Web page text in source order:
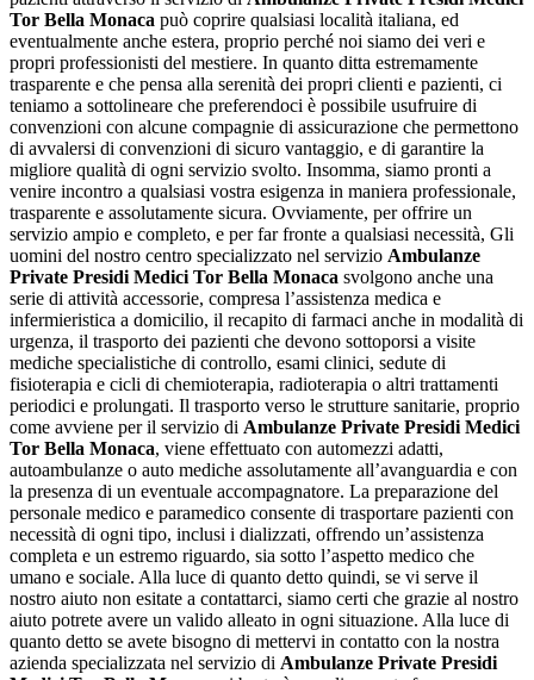
Tor Bella Monaca può coprire qualsiasi località italiana, ed
eventualmente anche estera, proprio perché noi siamo dei veri e
propri professionisti del mestiere. In quanto ditta estremamente
trasparente e che pensa alla serenità dei propri clienti e pazienti, ci
teniamo a sottolineare che preferendoci è possibile usufruire di
convenzioni con alcune compagnie di assicurazione che permettono
di avvalersi di convenzioni di sicuro vantaggio, e di garantire la
migliore qualità di ogni servizio svolto. Insomma, siamo pronti a
venire incontro a qualsiasi vostra esigenza in maniera professionale,
trasparente e assolutamente sicura. Ovviamente, per offrire un
servizio ampio e completo, e per far fronte a qualsiasi necessità, Gli
uomini del nostro centro specializzato nel servizio Ambulanze
Private Presidi Medici Tor Bella Monaca svolgono anche una
serie di attività accessorie, compresa l’assistenza medica e
infermieristica a domicilio, il recapito di farmaci anche in modalità di
urgenza, il trasporto dei pazienti che devono sottoporsi a visite
mediche specialistiche di controllo, esami clinici, sedute di
fisioterapia e cicli di chemioterapia, radioterapia o altri trattamenti
periodici e prolungati. Il trasporto verso le strutture sanitarie, proprio
come avviene per il servizio di Ambulanze Private Presidi Medici
Tor Bella Monaca, viene effettuato con automezzi adatti,
autoambulanze o auto mediche assolutamente all’avanguardia e con
la presenza di un eventuale accompagnatore. La preparazione del
personale medico e paramedico consente di trasportare pazienti con
necessità di ogni tipo, inclusi i dializzati, offrendo un’assistenza
completa e un estremo riguardo, sia sotto l’aspetto medico che
umano e sociale. Alla luce di quanto detto quindi, se vi serve il
nostro aiuto non esitate a contattarci, siamo certi che grazie al nostro
aiuto potrete avere un valido alleato in ogni situazione. Alla luce di
quanto detto se avete bisogno di mettervi in contatto con la nostra
azienda specializzata nel servizio di Ambulanze Private Presidi